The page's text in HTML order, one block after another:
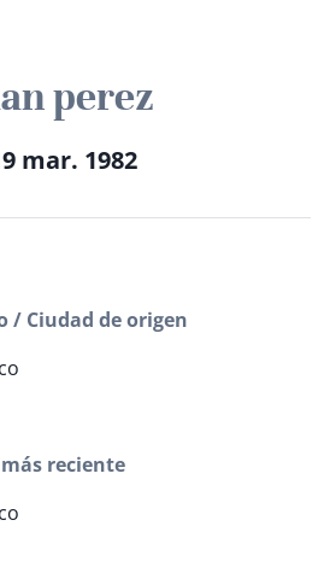
perez
mar. 1982
/ Ciudad de origen
reciente